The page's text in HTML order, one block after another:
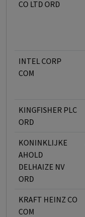
CO LTD ORD
INTEL CORP
COM
KINGFISHER PLC
ORD
KONINKLIJKE
AHOLD
DELHAIZE NV
ORD
KRAFT HEINZ CO
COM